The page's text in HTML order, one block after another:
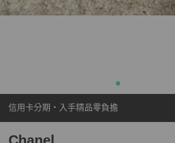
信用卡分期・入手精品零負擔